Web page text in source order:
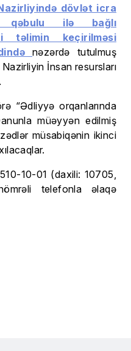
dövlət icra
qəbulu ilə bağlı
təlimin keçirilməsi
nəzərdə tutulmuş
İnsan resursları
“Ədliyyə orqanlarında
müəyyən edilmiş
müsabiqənin ikinci
10-01 (daxili: 10705,
telefonla əlaqə